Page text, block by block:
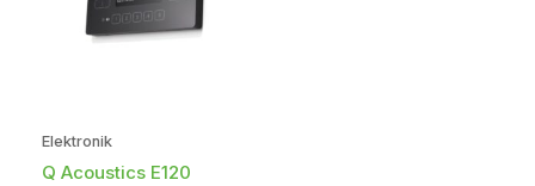
Elektronik
Q Acoustics E120